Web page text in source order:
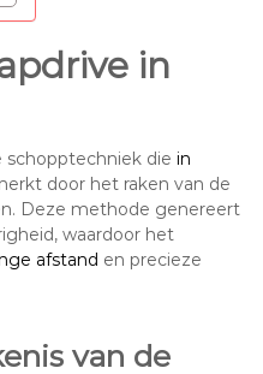
in
schopptechniek die in
door het raken van de
Deze methode genereert
waardoor het
afstand en precieze
van de